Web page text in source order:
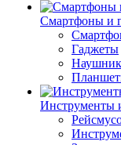
Смартфоны и
Гаджеты
Инструменты